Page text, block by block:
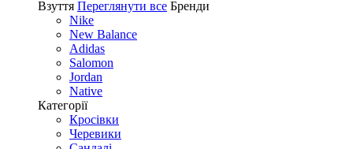
Взуття Переглянути все Бренди
Nike
New Balance
Adidas
Salomon
Jordan
Native
Категорії
Кросівки
Черевики